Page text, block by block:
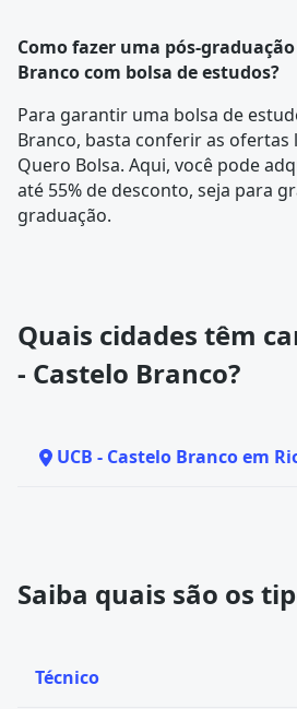
Como fazer uma pós-graduação
Branco com bolsa de estudos?
Para garantir uma bolsa de
Branco, basta conferir as ofertas
Quero Bolsa. Aqui, você pode
até 55% de desconto, seja para
graduação.
Quais cidades têm
- Castelo Branco?
UCB - Castelo Branco em
Saiba quais são os
Técnico